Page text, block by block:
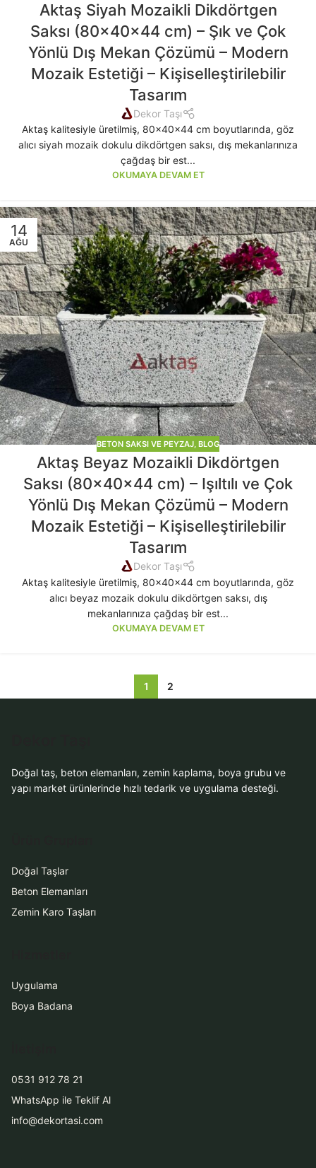
Aktaş Siyah Mozaikli Dikdörtgen
Saksı (80x40x44 cm) – Şık ve Çok
Yönlü Dış Mekan Çözümü – Modern
Mozaik Estetiği – Kişiselleştirilebilir
Tasarım
Dekor Taşı
Aktaş kalitesiyle üretilmiş, 80x40x44 cm boyutlarında, göz
alıcı siyah mozaik dokulu dikdörtgen saksı, dış mekanlarınıza
çağdaş bir est...
OKUMAYA DEVAM ET
14
AĞU
BETON SAKSI VE PEYZAJ, BLOG
Aktaş Beyaz Mozaikli Dikdörtgen
Saksı (80x40x44 cm) – Işıltılı ve Çok
Yönlü Dış Mekan Çözümü – Modern
Mozaik Estetiği – Kişiselleştirilebilir
Tasarım
Dekor Taşı
Aktaş kalitesiyle üretilmiş, 80x40x44 cm boyutlarında, göz
alıcı beyaz mozaik dokulu dikdörtgen saksı, dış
mekanlarınıza çağdaş bir est...
OKUMAYA DEVAM ET
1 2
Doğal taş, beton elemanları, zemin kaplama, boya grubu ve
yapı market ürünlerinde hızlı tedarik ve uygulama desteği.
Doğal Taşlar
Beton Elemanları
Zemin Karo Taşları
Uygulama
Boya Badana
0531 912 78 21
WhatsApp ile Teklif Al
info@dekortasi.com